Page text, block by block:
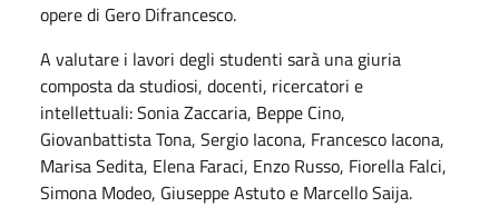
opere di Gero Difrancesco.
A valutare i lavori degli studenti sarà una giuria
composta da studiosi, docenti, ricercatori e
intellettuali: Sonia Zaccaria, Beppe Cino,
Giovanbattista Tona, Sergio Iacona, Francesco Iacona,
Marisa Sedita, Elena Faraci, Enzo Russo, Fiorella Falci,
Simona Modeo, Giuseppe Astuto e Marcello Saija.